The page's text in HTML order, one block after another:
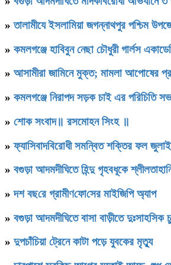
»‎তালামীযে ইসলামিয়া জগন্নাথপুর পশ্চিম
» কমলগঞ্জে হাবিবুন নেছা চৌধুরী গার্লস
» আসামীরা জামিনে মুক্ত; মামলা আপোষের
» কমলগঞ্জে নিরাপদ সড়ক চাই এর পরিচিতি
» শোক সংবাদ॥ রসমোহন সিংহ ॥
»ফ্যাসিবাদবিরোধী সমন্বিত শক্তির ফল
» বগুড়া আদমদীঘিতে হিন্দু গৃহবধূকে
»দশ বছ‌রে গ্রামীণ‌ফো‌সের মাইজিপি অ্যাপ
» বগুড়া আদমদীঘিতে বাসা বাড়ীতে দুঃসাহসিক
» দুপচাঁচিয়া ট্রেনে কাটা পড়ে যুবকের মৃত্যু